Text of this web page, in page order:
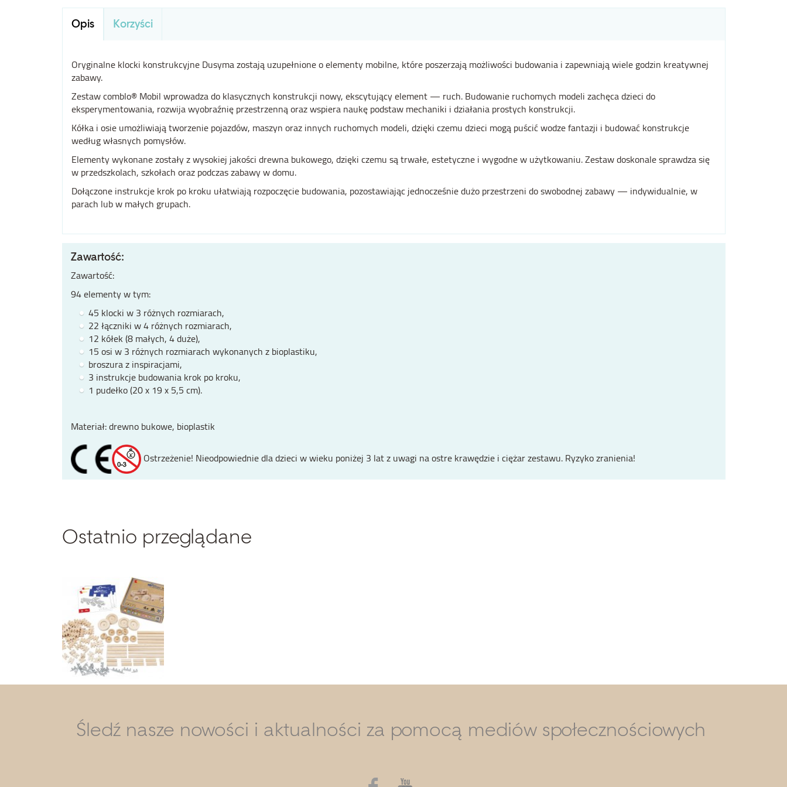
Opis Korzyści
Oryginalne klocki konstrukcyjne Dusyma zostają uzupełnione o elementy mobilne, które poszerzają możliwości budowania i zapewniają wiele godzin kreatywnej
zabawy.
Zestaw comblo® Mobil wprowadza do klasycznych konstrukcji nowy, ekscytujący element — ruch. Budowanie ruchomych modeli zachęca dzieci do
eksperymentowania, rozwija wyobraźnię przestrzenną oraz wspiera naukę podstaw mechaniki i działania prostych konstrukcji.
Kółka i osie umożliwiają tworzenie pojazdów, maszyn oraz innych ruchomych modeli, dzięki czemu dzieci mogą puścić wodze fantazji i budować konstrukcje
według własnych pomysłów.
Elementy wykonane zostały z wysokiej jakości drewna bukowego, dzięki czemu są trwałe, estetyczne i wygodne w użytkowaniu. Zestaw doskonale sprawdza się
w przedszkolach, szkołach oraz podczas zabawy w domu.
Dołączone instrukcje krok po kroku ułatwiają rozpoczęcie budowania, pozostawiając jednocześnie dużo przestrzeni do swobodnej zabawy — indywidualnie, w
parach lub w małych grupach.
Zawartość:
Zawartość:
94 elementy w tym:
45 klocki w 3 różnych rozmiarach,
22 łączniki w 4 różnych rozmiarach,
12 kółek (8 małych, 4 duże),
15 osi w 3 różnych rozmiarach wykonanych z bioplastiku,
broszura z inspiracjami,
3 instrukcje budowania krok po kroku,
1 pudełko (20 x 19 x 5,5 cm).
Materiał: drewno bukowe, bioplastik
Ostrzeżenie! Nieodpowiednie dla dzieci w wieku poniżej 3 lat z uwagi na ostre krawędzie i ciężar zestawu. Ryzyko zranienia!
Ostatnio przeglądane
Śledź nasze nowości i aktualności za pomocą mediów społecznościowych